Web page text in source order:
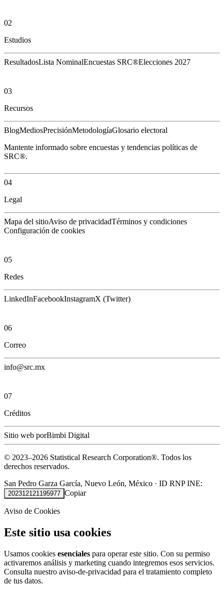
02
Estudios
ResultadosLista NominalEncuestas SRC®Elecciones 2027
03
Recursos
BlogMediosPrecisiónMetodologíaGlosario electoral
Mantente informado sobre encuestas y tendencias políticas de
SRC®.
04
Legal
Mapa del sitioAviso de privacidadTérminos y condiciones
Configuración de cookies
05
Redes
LinkedInFacebookInstagramX (Twitter)
06
Correo
info@src.mx
07
Créditos
Sitio web porBimbi Digital
© 2023–2026 Statistical Research Corporation®. Todos los
derechos reservados.
San Pedro Garza García, Nuevo León, México · ID RNP INE:
202312121195977 Copiar
Aviso de Cookies
Este sitio usa cookies
Usamos cookies esenciales para operar este sitio. Con su permiso
activaremos análisis y marketing cuando integremos esos servicios.
Consulta nuestro aviso-de-privacidad para el tratamiento completo
de tus datos.